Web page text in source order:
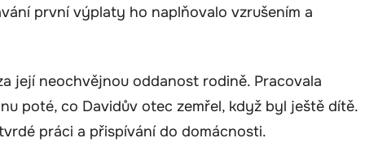
první výplaty ho naplňovalo vzrušením a
její neochvějnou oddanost rodině. Pracovala
poté, co Davidův otec zemřel, když byl ještě dítě.
práci a přispívání do domácnosti.